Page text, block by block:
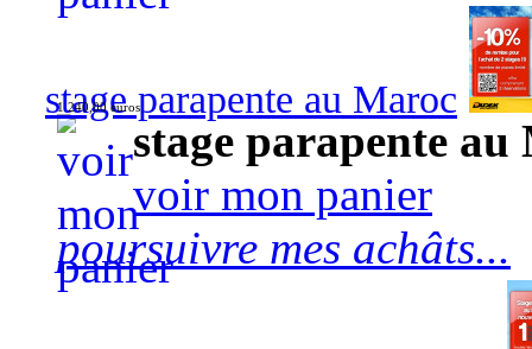
stage parapente au Maroc
1 240,00 euros
stage parapente au
voir mon panier
poursuivre mes achâts...